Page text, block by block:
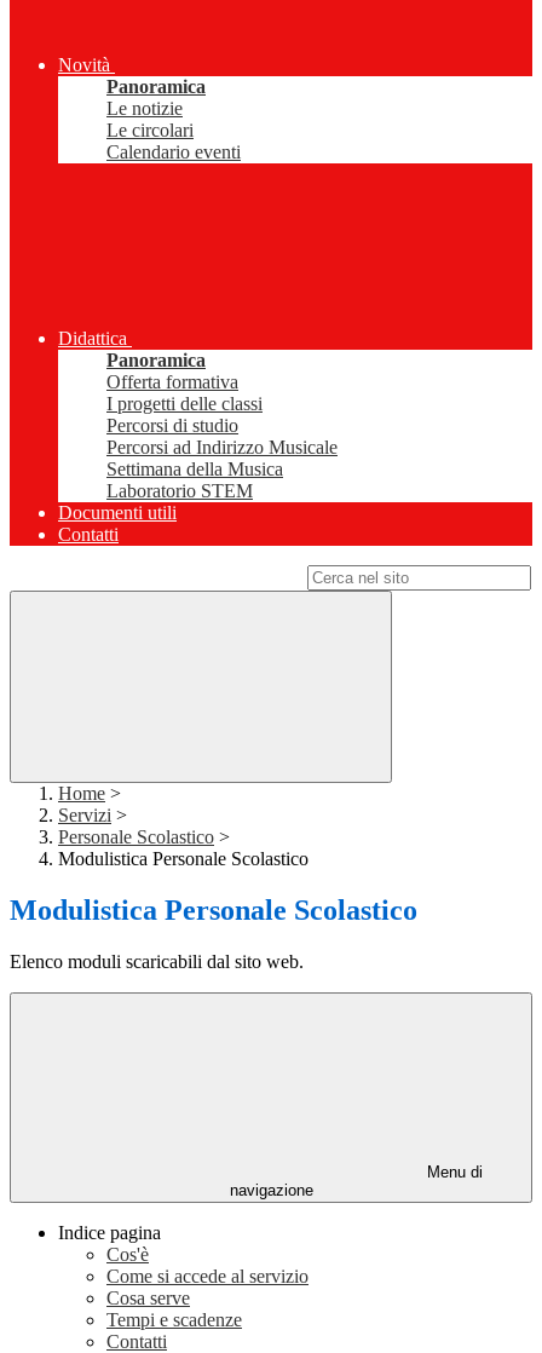
Novità
Panoramica
Le notizie
Le circolari
Calendario eventi
Didattica
Panoramica
Offerta formativa
I progetti delle classi
Percorsi di studio
Percorsi ad Indirizzo Musicale
Settimana della Musica
Laboratorio STEM
Documenti utili
Contatti
Home >
Servizi >
Personale Scolastico >
Modulistica Personale Scolastico
Modulistica Personale Scolastico
Elenco moduli scaricabili dal sito web.
Menu di
navigazione
Indice pagina
Cos'è
Come si accede al servizio
Cosa serve
Tempi e scadenze
Contatti